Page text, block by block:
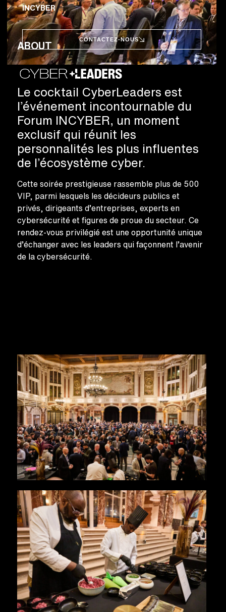
INCYBER
CONTACTEZ-NOUS
ABOUT
Le cocktail CyberLeaders est
l’événement incontournable du
Forum INCYBER, un moment
exclusif qui réunit les
personnalités les plus influentes
de l’écosystème cyber.
Cette soirée prestigieuse rassemble plus de 500
VIP, parmi lesquels les décideurs publics et
privés, dirigeants d’entreprises, experts en
cybersécurité et figures de proue du secteur. Ce
rendez-vous privilégié est une opportunité unique
d’échanger avec les leaders qui façonnent l’avenir
de la cybersécurité.